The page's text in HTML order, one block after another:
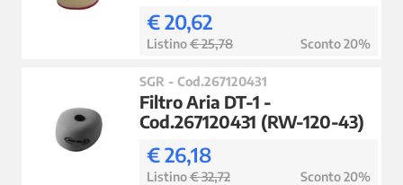
€ 20,62
Listino€ 25,78 Sconto 20%
SGR - Cod.267120431
Filtro Aria DT-1 -
Cod.267120431 (RW-120-43)
€ 26,18
Listino€ 32,72 Sconto 20%